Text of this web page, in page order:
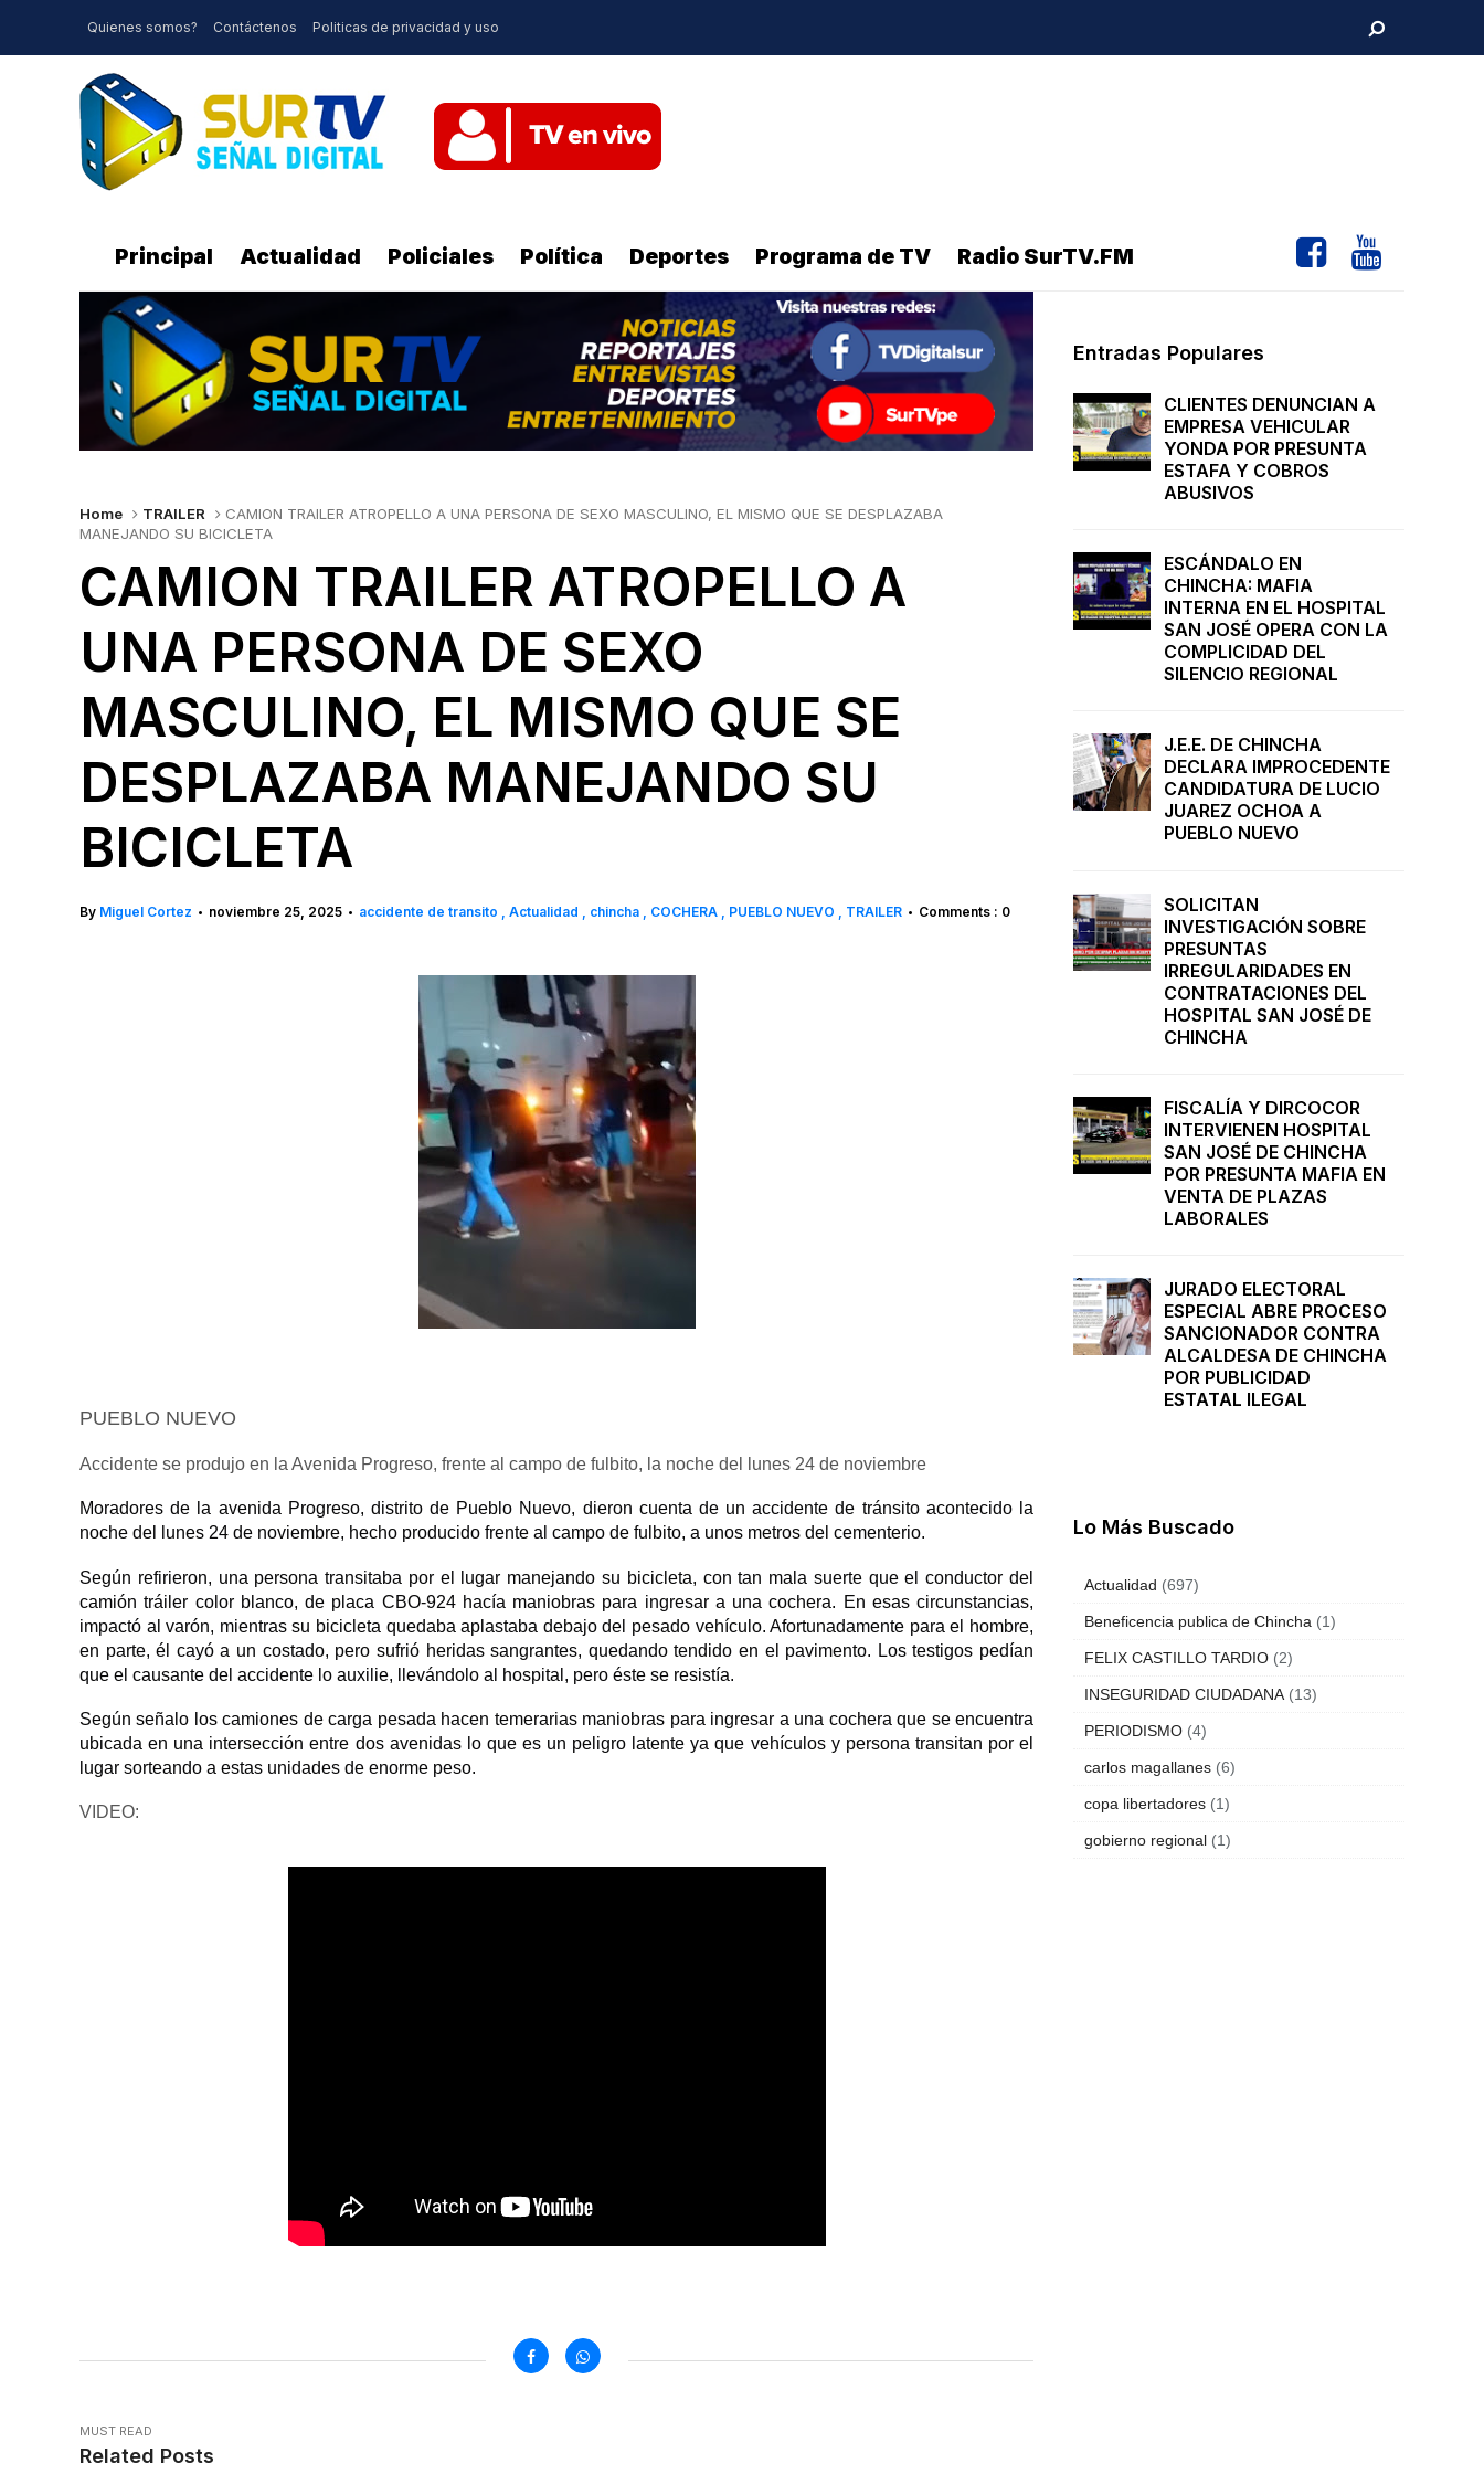
Quienes somos? Contáctenos Politicas de privacidad y uso
Principal Actualidad Policiales Política Deportes Programa de TV Radio SurTV.FM
Home TRAILER
CAMION TRAILER ATROPELLO A UNA PERSONA DE SEXO MASCULINO, EL MISMO QUE SE DESPLAZABA
MANEJANDO SU BICICLETA
CAMION TRAILER ATROPELLO A
UNA PERSONA DE SEXO
MASCULINO, EL MISMO QUE SE
DESPLAZABA MANEJANDO SU
BICICLETA
By Miguel Cortez • noviembre 25, 2025 • accidente de transito Actualidad chincha COCHERA PUEBLO NUEVO TRAILER • Comments : 0
PUEBLO NUEVO
Accidente se produjo en la Avenida Progreso, frente al campo de fulbito, la noche del lunes 24 de noviembre
Moradores de la avenida Progreso, distrito de Pueblo Nuevo, dieron cuenta de un accidente de tránsito acontecido la
noche del lunes 24 de noviembre, hecho producido frente al campo de fulbito, a unos metros del cementerio.
Según refirieron, una persona transitaba por el lugar manejando su bicicleta, con tan mala suerte que el conductor del
camión tráiler color blanco, de placa CBO-924 hacía maniobras para ingresar a una cochera. En esas circunstancias,
impactó al varón, mientras su bicicleta quedaba aplastaba debajo del pesado vehículo. Afortunadamente para el hombre,
en parte, él cayó a un costado, pero sufrió heridas sangrantes, quedando tendido en el pavimento. Los testigos pedían
que el causante del accidente lo auxilie, llevándolo al hospital, pero éste se resistía.
Según señalo los camiones de carga pesada hacen temerarias maniobras para ingresar a una cochera que se encuentra
ubicada en una intersección entre dos avenidas lo que es un peligro latente ya que vehículos y persona transitan por el
lugar sorteando a estas unidades de enorme peso.
VIDEO:
MUST READ
Related Posts
Entradas Populares
CLIENTES DENUNCIAN A
EMPRESA VEHICULAR
YONDA POR PRESUNTA
ESTAFA Y COBROS
ABUSIVOS
ESCÁNDALO EN
CHINCHA: MAFIA
INTERNA EN EL HOSPITAL
SAN JOSÉ OPERA CON LA
COMPLICIDAD DEL
SILENCIO REGIONAL
J.E.E. DE CHINCHA
DECLARA IMPROCEDENTE
CANDIDATURA DE LUCIO
JUAREZ OCHOA A
PUEBLO NUEVO
SOLICITAN
INVESTIGACIÓN SOBRE
PRESUNTAS
IRREGULARIDADES EN
CONTRATACIONES DEL
HOSPITAL SAN JOSÉ DE
CHINCHA
FISCALÍA Y DIRCOCOR
INTERVIENEN HOSPITAL
SAN JOSÉ DE CHINCHA
POR PRESUNTA MAFIA EN
VENTA DE PLAZAS
LABORALES
JURADO ELECTORAL
ESPECIAL ABRE PROCESO
SANCIONADOR CONTRA
ALCALDESA DE CHINCHA
POR PUBLICIDAD
ESTATAL ILEGAL
Lo Más Buscado
Actualidad (697)
Beneficencia publica de Chincha (1)
FELIX CASTILLO TARDIO (2)
INSEGURIDAD CIUDADANA (13)
PERIODISMO (4)
carlos magallanes (6)
copa libertadores (1)
gobierno regional (1)